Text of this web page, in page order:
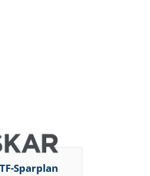
Sparplan